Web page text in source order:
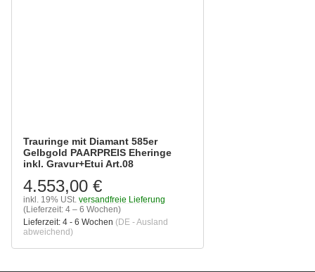
Trauringe mit Diamant 585er
Gelbgold PAARPREIS Eheringe
inkl. Gravur+Etui Art.08
4.553,00 €
inkl. 19% USt. versandfreie Lieferung
(Lieferzeit: 4 – 6 Wochen)
Lieferzeit: 4 - 6 Wochen (DE - Ausland
abweichend)